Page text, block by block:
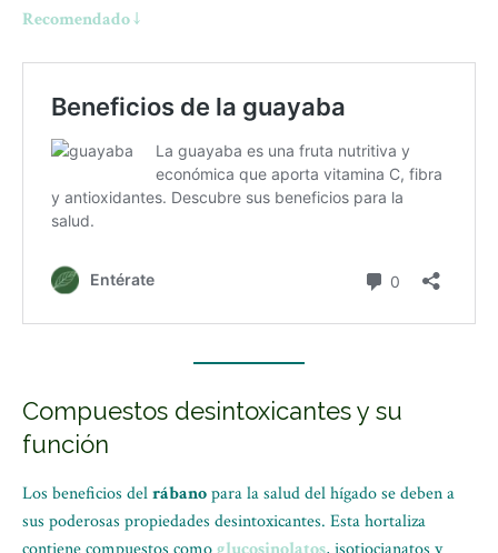
Recomendado ↓
Compuestos desintoxicantes y su
función
Los beneficios delrábanopara la salud del hígado se deben a
sus poderosas propiedades desintoxicantes. Esta hortaliza